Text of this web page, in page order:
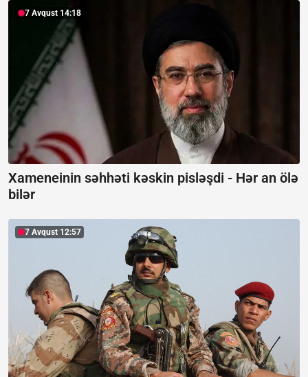
7 Avqust 14:18
Xameneinin səhhəti kəskin pisləşdi - Hər an ölə
bilər
7 Avqust 12:57